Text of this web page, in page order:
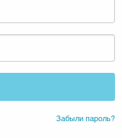
Забыли пароль?